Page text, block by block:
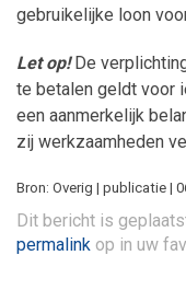
gebruikelijke loon
Let op!De
te betalen geldt voor
een aanmerkelijk
zij werkzaamheden
Bron: Overig | publicatie |
Dit bericht is
permalink op in uw